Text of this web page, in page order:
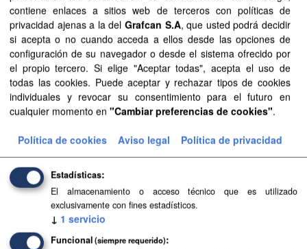
Formatos:
CSV
Filtrar Resultados
Base Topográfica a escala 1:5.000 de Canarias
(2004-2006)
Base Topográfica a escala 1:5.000 de Canarias (2004-
contiene enlaces a sitios web de terceros con políticas de
privacidad ajenas a la del Grafcan S.A, que usted podrá decidir
si acepta o no cuando acceda a ellos desde las opciones de
configuración de su navegador o desde el sistema ofrecido por
el propio tercero. Si elige "Aceptar todas", acepta el uso de
todas las cookies. Puede aceptar y rechazar tipos de cookies
individuales y revocar su consentimiento para el futuro en
cualquier momento en "Cambiar preferencias de cookies".
Política de cookies Aviso legal Política de privacidad
Estadísticas
El almacenamiento o acceso técnico que es utilizado
exclusivamente con fines estadísticos.
↓ 1 servicio
Funcional (siempre requerido)